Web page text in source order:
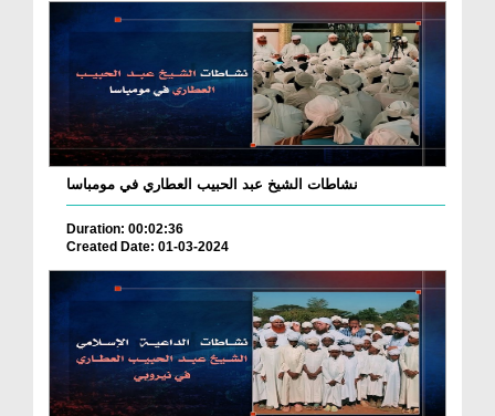
نشاطات الشيخ عبد الحبيب العطاري في مومباسا
Duration: 00:02:36
Created Date: 01-03-2024